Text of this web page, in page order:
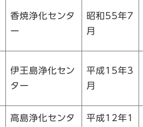
香焼浄化センタ
ー
昭和55年7
月
伊王島浄化セン
ター
平成15年3
月
高島浄化センタ
平成12年1